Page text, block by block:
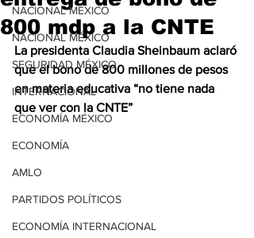
NACIONAL MÉXICO
NACIONAL MÉXICO
SEGURIDAD MÉXICO
INTERNACIONAL
ECONOMÍA MÉXICO
ECONOMÍA
AMLO
PARTIDOS POLÍTICOS
ECONOMÍA INTERNACIONAL
800 mdp a la CNTE
La presidenta Claudia Sheinbaum aclaró
que el bono de 800 millones de pesos
en materia educativa “no tiene nada
que ver con la CNTE”